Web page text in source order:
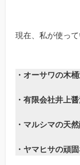
現在、私が使って
・オーサワの木
・有限会社井上
・マルシマの天
・ヤマヒサの頑